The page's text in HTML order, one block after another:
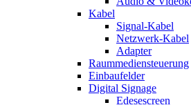
Kabel
Signal-Kabel
Netzwerk-Kabel
Adapter
Raummediensteuerung
Einbaufelder
Digital Signage
Edesescreen